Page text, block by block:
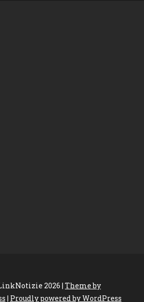
2026 | Theme by
| Proudly powered by WordPress